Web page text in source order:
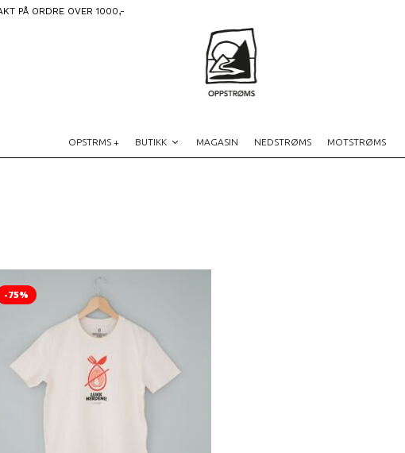
PÅ ORDRE OVER 1000,-
OPSTRMS + BUTIKK MAGASIN NEDSTRØMS MOTSTRØMS
-75%